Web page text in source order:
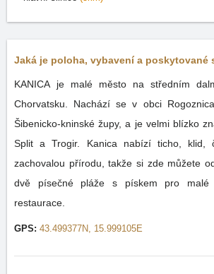
Jaká je poloha, vybavení a poskytované
KANICA je malé město na středním
Chorvatsku. Nachází se v obci
Šibenicko-kninské župy, a je velmi blízko
Split a Trogir. Kanica nabízí ticho, klid,
zachovalou přírodu, takže si zde můžete
dvě písečné pláže s pískem pro
restaurace.
GPS: 43.499377N, 15.999105E